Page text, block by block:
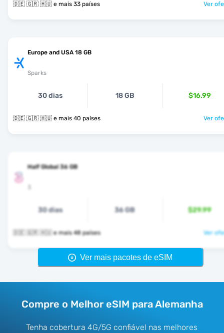
🇩🇪 🇬🇷 🇭🇺 e mais 33 países Ver
Europe and USA 18 GB
Sparks
30 dias 18 GB $16.99
🇩🇪 🇬🇷 🇭🇺 e mais 40 países Ver
Half Global 36 GB
30 dias 36 GB $29.99
🇩🇪 🇬🇷 🇭🇺 e mais 48 países Ver
Ver mais pacotes de eSIM
Compre o Melhor eSIM para Alemanha
Tenha cobertura 4G/5G confiável nas melhores